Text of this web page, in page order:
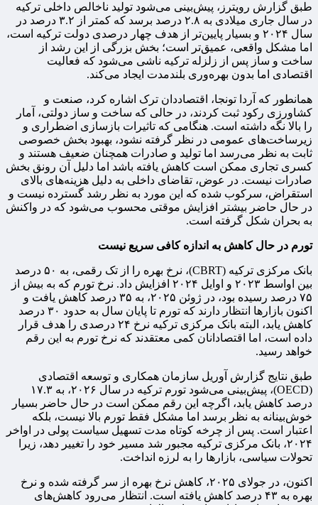
طبق گزارش رویترز، پیش‌بینی می‌شود تولید ناخالص داخلی ترکیه
در سال جاری میلادی به ۲.۸ درصد برسد که کمتر از ۳.۲ درصد در
سال ۲۰۲۴ و بسیار پایین‌تر از هدف چهار درصدی دولت ترکیه است،
اما مشکل واقعی، عمیق‌تر است؛ بخش بزرگی از این رشد از
ساخت و ساز پس از زلزله ترکیه ناشی می‌شود که فعالیت
اقتصادی اما بدون بهره‌وری بلندمدت ایجاد می‌کند.
همانطور که آردا تونجا، اقتصاددان ترک اشاره کرد، صنعت و
کشاورزی رکود ثبت کردند، در حالی که ساخت و ساز دولتی، آمار
را بالا نگه داشته است. هنگامی که تاثیرات بازسازی اضطراری و
زیرساخت‌های عمومی در نظر گرفته نشود، بهبود بخش خصوصی
ثابت به نظر می‌رسد اما تولید و صادرات همچنان ضعیف هستند و
کسری تجاری ممکن است کاهش یافته باشد اما دلیل آن رونق بخش
صادرات نیست. در عوض، تقاضای داخلی به دلیل هزینه‌های بالای
استقراض، سرکوب شده که این مورد به نظر رشد گسترده نیست و
در حال حاضر بیشتر افزایش موقتی محسوب می‌شود که در واکنش
به بحران شکل گرفته است.
تورم در حال کاهش به اندازه کافی سریع نیست
بانک مرکزی ترکیه (CBRT)، نرخ بهره را از تک رقمی، به ۵۰ درصد
بین اواسط ۲۰۲۳ و اوایل ۲۰۲۴ افزایش داد. نرخ تورم که به بیش از
۷۵ درصد رسیده بود، در ژوئن ۲۰۲۵، به ۳۵ درصد کاهش یافت و
اکنون بازارها انتظار دارند که تورم تا پایان سال به حدود ۳۰ درصد
کاهش یابد، البته بانک مرکزی ترکیه نرخ ۲۴ درصدی را هدف قرار
داده است، اما اقتصادانان کمی معتقدند که نرخ تورم به این رقم
خواهد رسید.
طبق نتایج گزارش آوریل سازمان همکاری و توسعه اقتصادی
(OECD)، پیش‌بینی می‌شود تورم ترکیه در سال ۲۰۲۶، به ۱۷.۳
درصد کاهش یابد، اگرچه این رقم ممکن است در حال حاضر بسیار
خوش‌بینانه به نظر برسد اما مشکل فقط تورم بالا نیست، بلکه
اعتبار است. پس از چرخه کوتاه مدت تسهیل سیاست پولی در اواخر
۲۰۲۴، بانک مرکزی ترکیه مجبور شد مسیر خود را تغییر دهد، زیرا
تحولات سیاسی، بازارها را به لرزه انداخت.
اکنون، در جولای ۲۰۲۵، کاهش نرخ بهره از سر گرفته شده و نرخ
بهره به ۴۳ درصد کاهش یافته است. انتظار می‌رود کاهش‌های